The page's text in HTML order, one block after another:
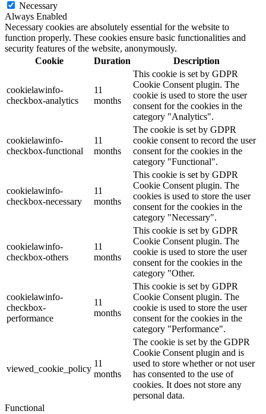
Necessary
Always Enabled
Necessary cookies are absolutely essential for the website to
function properly. These cookies ensure basic functionalities and
security features of the website, anonymously.
Cookie
Duration Description
cookielawinfo-
checkbox-analytics
11
months
This cookie is set by GDPR
Cookie Consent plugin. The
cookie is used to store the user
consent for the cookies in the
category "Analytics".
cookielawinfo-
checkbox-functional
11
months
The cookie is set by GDPR
cookie consent to record the user
consent for the cookies in the
category "Functional".
cookielawinfo-
checkbox-necessary
11
months
This cookie is set by GDPR
Cookie Consent plugin. The
cookies is used to store the user
consent for the cookies in the
category "Necessary".
cookielawinfo-
checkbox-others
11
months
This cookie is set by GDPR
Cookie Consent plugin. The
cookie is used to store the user
consent for the cookies in the
category "Other.
cookielawinfo-
checkbox-
performance
11
months
This cookie is set by GDPR
Cookie Consent plugin. The
cookie is used to store the user
consent for the cookies in the
category "Performance".
viewed_cookie_policy
11
months
The cookie is set by the GDPR
Cookie Consent plugin and is
used to store whether or not user
has consented to the use of
cookies. It does not store any
personal data.
Functional